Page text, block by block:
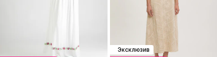
Эксклюзив